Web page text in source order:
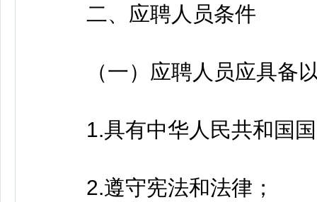
二、应聘人员条件
（一）应聘人员应具备
1.具有中华人民共和国国
2.遵守宪法和法律；